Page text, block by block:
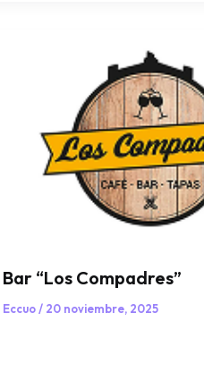
Bar “Los Compadres”
Eccuo/ 20 noviembre, 2025